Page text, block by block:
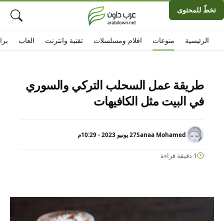
تخطّ للمحتوى
الرئيسية افلام ومسلسلات تقنية وانترنت العاب منوعات
طريقة عمل السحلب التركي والسوري
في البيت مثل الكافيهات
Sanaa Mohamed27 يونيو 2023 - 10:29م
1 دقيقة قراءة